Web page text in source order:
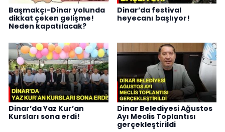
Başmakçı-Dinar yolunda
dikkat çeken gelişme!
Neden kapatılacak?
Dinar’da festival
heyecanı başlıyor!
Dinar’da Yaz Kur’an
Kursları sona erdi!
Dinar Belediyesi Ağustos
Ayı Meclis Toplantısı
gerçekleştirildi